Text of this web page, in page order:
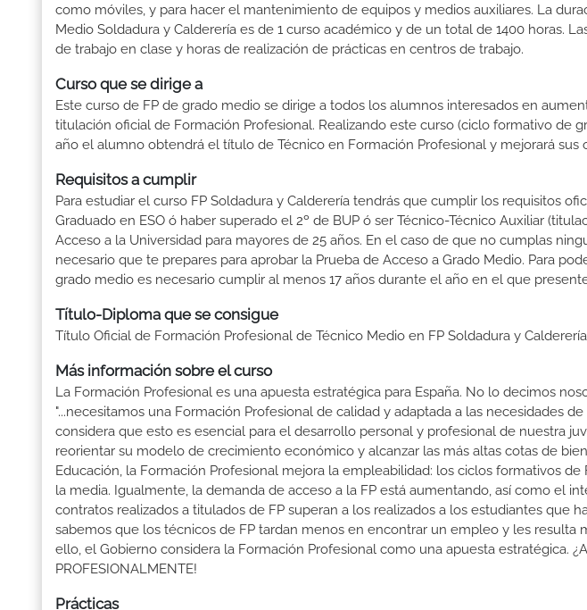
como móviles, y para hacer el mantenimiento de equipos y medios auxiliares. La
Medio Soldadura y Calderería es de 1 curso académico y de un total de 1400 horas.
de trabajo en clase y horas de realización de prácticas en centros de trabajo.
Curso que se dirige a
Este curso de FP de grado medio se dirige a todos los alumnos interesados en
titulación oficial de Formación Profesional. Realizando este curso (ciclo formativo de
año el alumno obtendrá el título de Técnico en Formación Profesional y mejorará sus
Requisitos a cumplir
Para estudiar el curso FP Soldadura y Calderería tendrás que cumplir los requisitos
Graduado en ESO ó haber superado el 2º de BUP ó ser Técnico-Técnico Auxiliar
Acceso a la Universidad para mayores de 25 años. En el caso de que no cumplas
necesario que te prepares para aprobar la Prueba de Acceso a Grado Medio. Para
grado medio es necesario cumplir al menos 17 años durante el año en el que
Título-Diploma que se consigue
Título Oficial de Formación Profesional de Técnico Medio en FP Soldadura y Calderería
Más información sobre el curso
La Formación Profesional es una apuesta estratégica para España. No lo decimos
"...necesitamos una Formación Profesional de calidad y adaptada a las necesidades
considera que esto es esencial para el desarrollo personal y profesional de nuestra
reorientar su modelo de crecimiento económico y alcanzar las más altas cotas de
Educación, la Formación Profesional mejora la empleabilidad: los ciclos formativos de
la media. Igualmente, la demanda de acceso a la FP está aumentando, así como el
contratos realizados a titulados de FP superan a los realizados a los estudiantes que
sabemos que los técnicos de FP tardan menos en encontrar un empleo y les resulta
ello, el Gobierno considera la Formación Profesional como una apuesta estratégica. ¿A
PROFESIONALMENTE!
Prácticas